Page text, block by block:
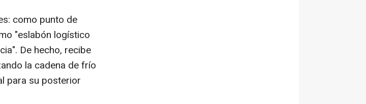
como punto de
"eslabón logístico
De hecho, recibe
la cadena de frío
para su posterior